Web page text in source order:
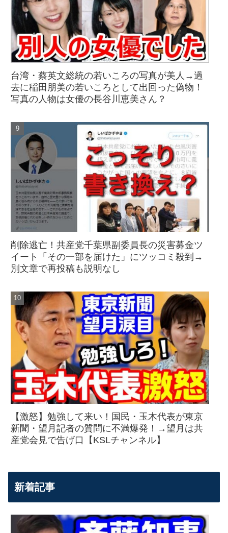
台湾・蔡英文総統の若いころの写真が美人→過
去に稲田朋美の若いころとして出回った偽物！
写真の人物は女優の長谷川恵美さん？
削除逃亡！共産党千葉県副委員長の災害募金ツ
イート「その一部を届けた」にツッコミ殺到→
別文章で再投稿も説明なし
【激怒】勉強して来い！国民・玉木代表が東京
新聞・望月記者の質問に不満爆発！→望月は共
産党会見で告げ口【KSLチャンネル】
新着記事